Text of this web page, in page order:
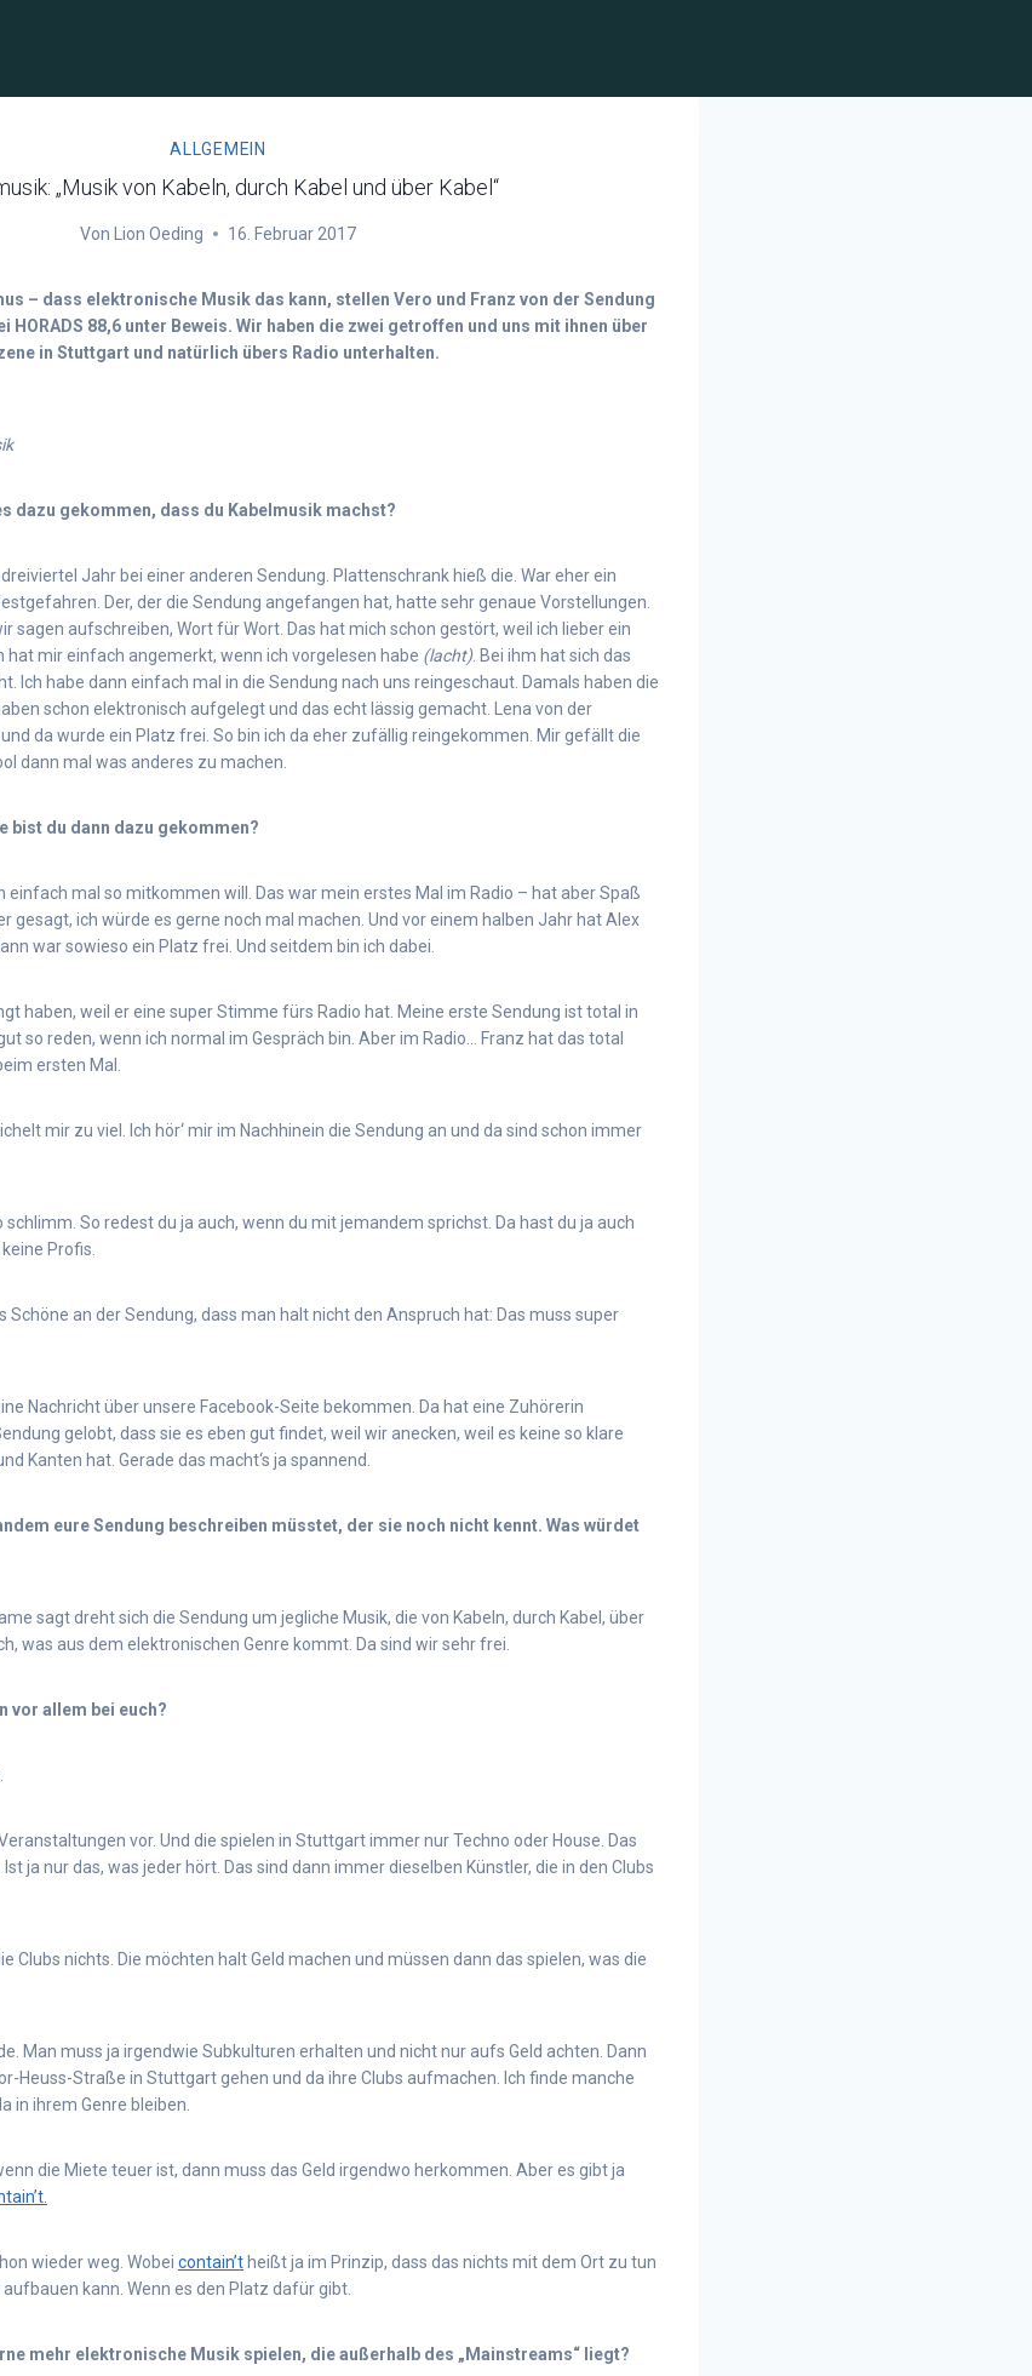
ALLGEMEIN
„Musik von Kabeln, durch Kabel und über Kabel“
Von Lion Oeding 16. Februar 2017
– dass elektronische Musik das kann, stellen Vero und Franz von der Sendung
HORADS 88,6 unter Beweis. Wir haben die zwei getroffen und uns mit ihnen über
in Stuttgart und natürlich übers Radio unterhalten.
dazu gekommen, dass du Kabelmusik machst?
Jahr bei einer anderen Sendung. Plattenschrank hieß die. War eher ein
Der, der die Sendung angefangen hat, hatte sehr genaue Vorstellungen.
sagen aufschreiben, Wort für Wort. Das hat mich schon gestört, weil ich lieber ein
hat mir einfach angemerkt, wenn ich vorgelesen habe (lacht). Bei ihm hat sich das
Ich habe dann einfach mal in die Sendung nach uns reingeschaut. Damals haben die
schon elektronisch aufgelegt und das echt lässig gemacht. Lena von der
da wurde ein Platz frei. So bin ich da eher zufällig reingekommen. Mir gefällt die
dann mal was anderes zu machen.
bist du dann dazu gekommen?
mal so mitkommen will. Das war mein erstes Mal im Radio – hat aber Spaß
gesagt, ich würde es gerne noch mal machen. Und vor einem halben Jahr hat Alex
war sowieso ein Platz frei. Und seitdem bin ich dabei.
haben, weil er eine super Stimme fürs Radio hat. Meine erste Sendung ist total in
so reden, wenn ich normal im Gespräch bin. Aber im Radio… Franz hat das total
ersten Mal.
mir zu viel. Ich hör‘ mir im Nachhinein die Sendung an und da sind schon immer
So redest du ja auch, wenn du mit jemandem sprichst. Da hast du ja auch
Profis.
Schöne an der Sendung, dass man halt nicht den Anspruch hat: Das muss super
Nachricht über unsere Facebook-Seite bekommen. Da hat eine Zuhörerin
gelobt, dass sie es eben gut findet, weil wir anecken, weil es keine so klare
Kanten hat. Gerade das macht‘s ja spannend.
eure Sendung beschreiben müsstet, der sie noch nicht kennt. Was würdet
sagt dreht sich die Sendung um jegliche Musik, die von Kabeln, durch Kabel, über
was aus dem elektronischen Genre kommt. Da sind wir sehr frei.
vor allem bei euch?
vor. Und die spielen in Stuttgart immer nur Techno oder House. Das
ja nur das, was jeder hört. Das sind dann immer dieselben Künstler, die in den Clubs
Clubs nichts. Die möchten halt Geld machen und müssen dann das spielen, was die
Man muss ja irgendwie Subkulturen erhalten und nicht nur aufs Geld achten. Dann
Heuss-Straße in Stuttgart gehen und da ihre Clubs aufmachen. Ich finde manche
in ihrem Genre bleiben.
die Miete teuer ist, dann muss das Geld irgendwo herkommen. Aber es gibt ja
wieder weg. Wobei contain’t heißt ja im Prinzip, dass das nichts mit dem Ort zu tun
kann. Wenn es den Platz dafür gibt.
mehr elektronische Musik spielen, die außerhalb des „Mainstreams“ liegt?